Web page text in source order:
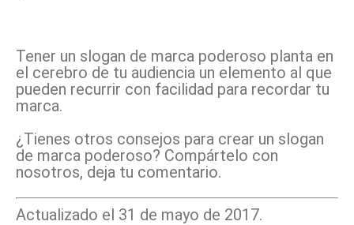
Tener un slogan de marca poderoso planta en
el cerebro de tu audiencia un elemento al que
pueden recurrir con facilidad para recordar tu
marca.
¿Tienes otros consejos para crear un slogan
de marca poderoso? Compártelo con
nosotros, deja tu comentario.
Actualizado el 31 de mayo de 2017.